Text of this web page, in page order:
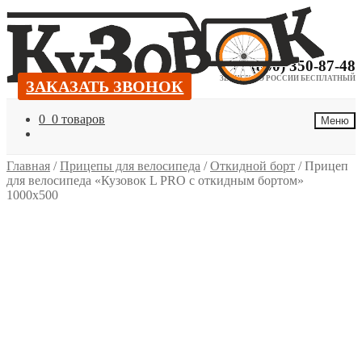
Перейти
к
навигации
Перейти
к
содержимому
+7 (800) 350-87-48
ЗВОНОК ПО РОССИИ БЕСПЛАТНЫЙ
Меню
ЗАКАЗАТЬ ЗВОНОК
ЗАКАЗАТЬ ЗВОНОК
0 0 товаров
Главная /Прицепы для велосипеда /Откидной борт /Прицеп
для велосипеда «Кузовок L PRO с откидным бортом»
1000х500